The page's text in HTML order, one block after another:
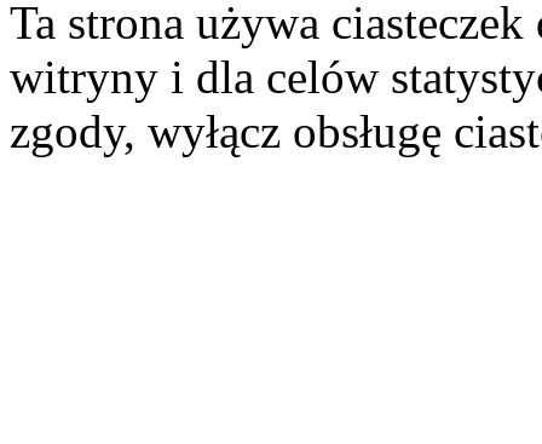
Ta strona używa
witryny i dla celów
zgody, wyłącz obsługę